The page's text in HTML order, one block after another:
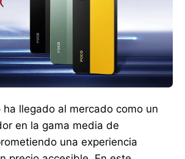
ha llegado al mercado como un
en la gama media de
una experiencia